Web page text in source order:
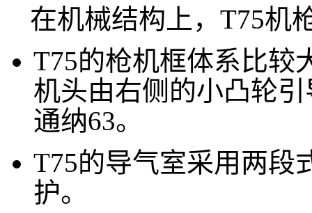
在机械结构上，T75机
T75的枪机框体系比较
机头由右侧的小凸轮
通纳63。
T75的导气室采用两段
护。